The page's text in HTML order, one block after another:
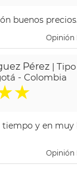
buenos precios.
Opinión
Pérez |
- Colombia
★
y en muy
Opinión